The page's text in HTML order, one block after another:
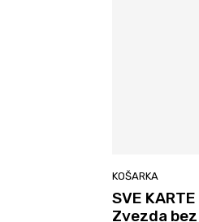
KOŠARKA
SVE
Zvezda